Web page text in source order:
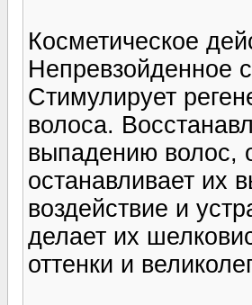
Косметическое
Непревзойденное
Стимулирует
волоса.
выпадению волос,
останавливает их
воздействие и
делает их
оттенки и